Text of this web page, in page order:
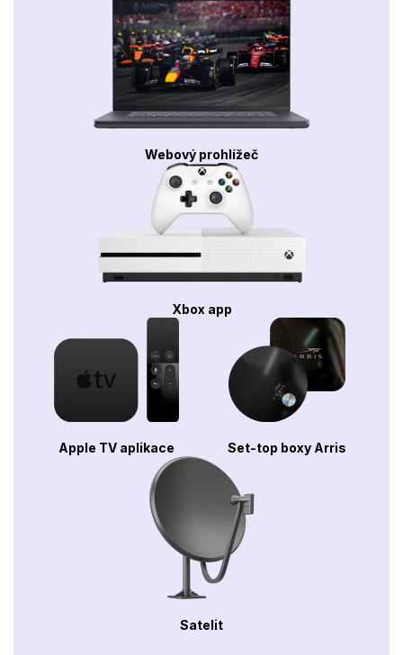
Webový prohlížeč
Xbox app
Apple TV aplikace Set-top boxy Arris
Satelit